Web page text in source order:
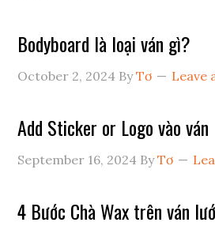
Bodyboard là loại ván gì?
October 2, 2024 ByTơ Leave
Add Sticker or Logo vào ván
September 16, 2024 ByTơ
4 Bước Chà Wax trên ván